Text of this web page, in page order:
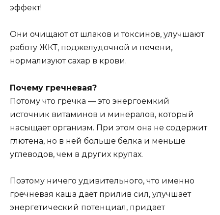
эффект!
Они очищают от шлаков и токсинов, улучшают
работу ЖКТ, поджелудочной и печени,
нормализуют сахар в крови.
Почему гречневая?
Потому что гречка — это энергоемкий
источник витаминов и минералов, который
насыщает организм. При этом она не содержит
глютена, но в ней больше белка и меньше
углеводов, чем в других крупах.
Поэтому ничего удивительного, что именно
гречневая каша дает прилив сил, улучшает
энергетический потенциал, придает